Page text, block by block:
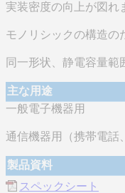
実装密度の向上が図れ
モノリシックの構造の
同一形状、静電容量範
主な用途
一般電子機器用
通信機器用（携帯電話
製品資料
スペックシート